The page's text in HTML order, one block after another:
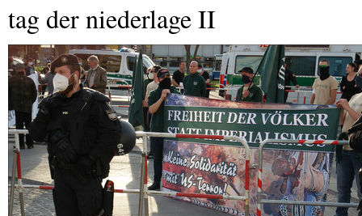
tag der niederlage II